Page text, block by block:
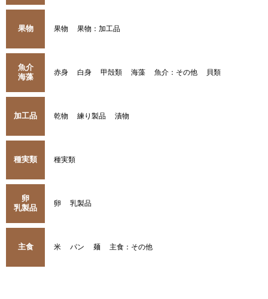
果物 果物 果物：加工品
魚介
海藻
赤身 白身 甲殻類 海藻 魚介：その他 貝類
加工品 乾物 練り製品 漬物
種実類 種実類
卵
乳製品
卵 乳製品
主食 米 パン 麺 主食：その他